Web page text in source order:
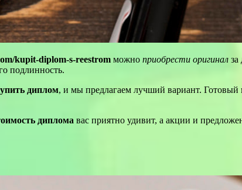
kupit-diplom-s-reestrom можно приобрести оригинал за
подлинность.
диплом, и мы предлагаем лучший вариант. Готовый
диплома вас приятно удивит, а акции и